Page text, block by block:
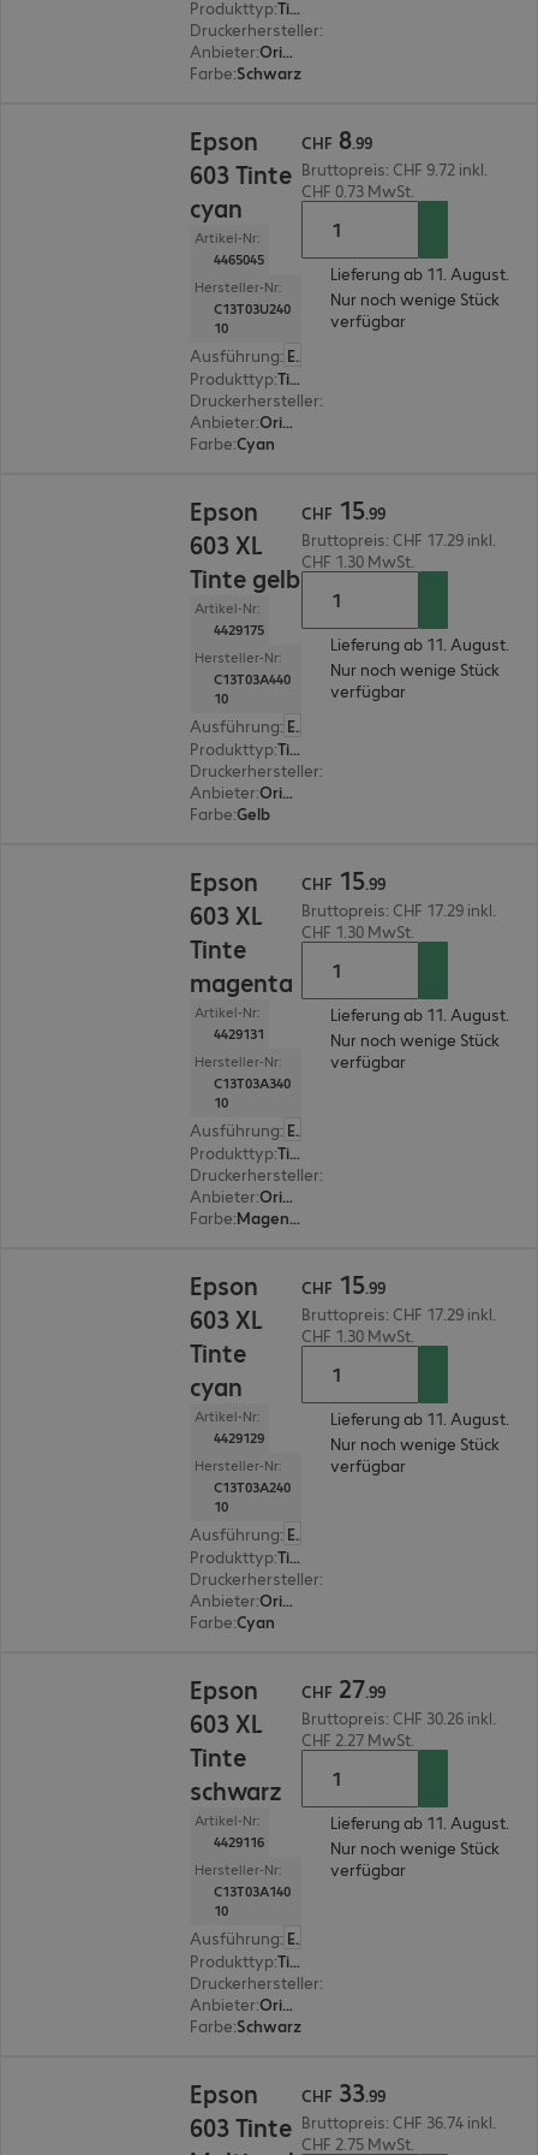
Produkttyp:
Tinte
Druckerhersteller:
Anbieter:
Original
Farbe:Schwarz
Epson
603 Tinte
cyan
Artikel-Nr:
4465045
Hersteller-Nr:
C13T03U240
10
Ausführung:
Europäisch
Produkttyp:
Tinte
Druckerhersteller:
Anbieter:
Original
Farbe:Cyan
CHF 8.99
Bruttopreis: CHF 9.72 inkl.
CHF 0.73 MwSt.
Lieferung ab 11. August.
Nur noch wenige Stück
verfügbar
Epson
603 XL
Tinte gelb
Artikel-Nr:
4429175
Hersteller-Nr:
C13T03A440
10
Ausführung:
Europäisch
Produkttyp:
Tinte
Druckerhersteller:
Anbieter:
Original
Farbe:Gelb
CHF 15.99
Bruttopreis: CHF 17.29 inkl.
CHF 1.30 MwSt.
Lieferung ab 11. August.
Nur noch wenige Stück
verfügbar
Epson
603 XL
Tinte
magenta
Artikel-Nr:
4429131
Hersteller-Nr:
C13T03A340
10
Ausführung:
Europäisch
Produkttyp:
Tinte
Druckerhersteller:
Anbieter:
Original
Farbe: Magenta
CHF 15.99
Bruttopreis: CHF 17.29 inkl.
CHF 1.30 MwSt.
Lieferung ab 11. August.
Nur noch wenige Stück
verfügbar
Epson
603 XL
Tinte
cyan
Artikel-Nr:
4429129
Hersteller-Nr:
C13T03A240
10
Ausführung:
Europäisch
Produkttyp:
Tinte
Druckerhersteller:
Anbieter:
Original
Farbe:Cyan
CHF 15.99
Bruttopreis: CHF 17.29 inkl.
CHF 1.30 MwSt.
Lieferung ab 11. August.
Nur noch wenige Stück
verfügbar
Epson
603 XL
Tinte
schwarz
Artikel-Nr:
4429116
Hersteller-Nr:
C13T03A140
10
Ausführung:
Europäisch
Produkttyp:
Tinte
Druckerhersteller:
Anbieter:
Original
Farbe:Schwarz
CHF 27.99
Bruttopreis: CHF 30.26 inkl.
CHF 2.27 MwSt.
Lieferung ab 11. August.
Nur noch wenige Stück
verfügbar
Epson
603 Tinte
CHF 33.99
Bruttopreis: CHF 36.74 inkl.
CHF 2.75 MwSt.